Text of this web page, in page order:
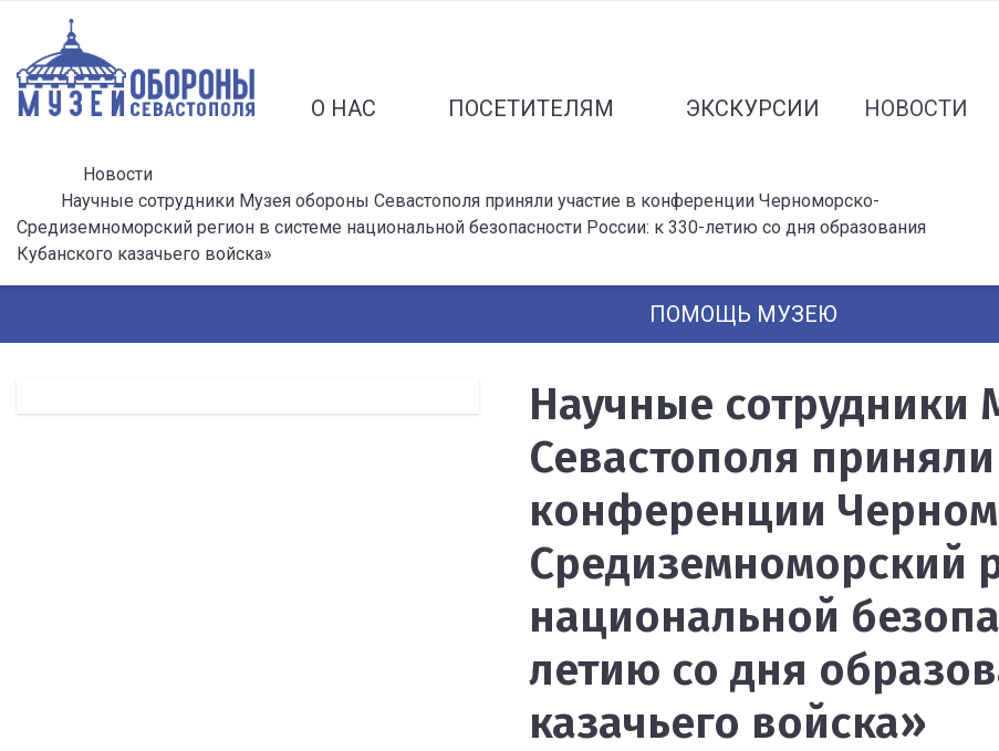
О НАС ПОСЕТИТЕЛЯМ ЭКСКУРСИИ НОВОСТИ
Новости
Научные сотрудники Музея обороны Севастополя приняли участие в конференции Черноморско-
Средиземноморский регион в системе национальной безопасности России: к 330-летию со дня образования
Кубанского казачьего войска»
ПОМОЩЬ МУЗЕЮ
Научные сотрудники
Севастополя
конференции
Средиземноморский
национальной
летию со дня
казачьего войска»